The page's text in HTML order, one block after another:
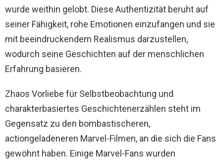
wurde weithin gelobt. Diese Authentizität beruht auf
seiner Fähigkeit, rohe Emotionen einzufangen und sie
mit beeindruckendem Realismus darzustellen,
wodurch seine Geschichten auf der menschlichen
Erfahrung basieren.
Zhaos Vorliebe für Selbstbeobachtung und
charakterbasiertes Geschichtenerzählen steht im
Gegensatz zu den bombastischeren,
actiongeladeneren Marvel-Filmen, an die sich die Fans
gewöhnt haben. Einige Marvel-Fans wurden